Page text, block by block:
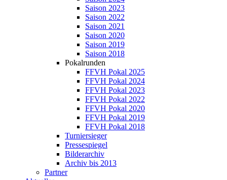
Saison 2023
Saison 2022
Saison 2021
Saison 2020
Saison 2019
Saison 2018
Pokalrunden
FFVH Pokal 2025
FFVH Pokal 2024
FFVH Pokal 2023
FFVH Pokal 2022
FFVH Pokal 2020
FFVH Pokal 2019
FFVH Pokal 2018
Turniersieger
Pressespiegel
Bilderarchiv
Archiv bis 2013
Partner